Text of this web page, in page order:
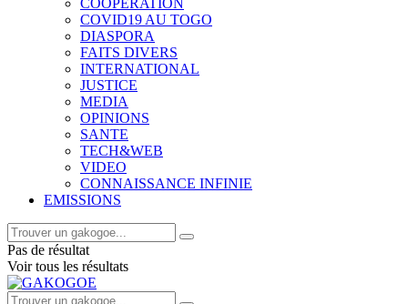
COOPERATION
COVID19 AU TOGO
DIASPORA
FAITS DIVERS
INTERNATIONAL
JUSTICE
MEDIA
OPINIONS
SANTE
TECH&WEB
VIDEO
CONNAISSANCE INFINIE
EMISSIONS
Pas de résultat
Voir tous les résultats